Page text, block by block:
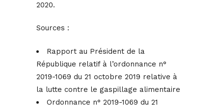
2020.
Sources :
Rapport au Président de la
République relatif à l’ordonnance n°
2019-1069 du 21 octobre 2019 relative à
la lutte contre le gaspillage alimentaire
Ordonnance n° 2019-1069 du 21